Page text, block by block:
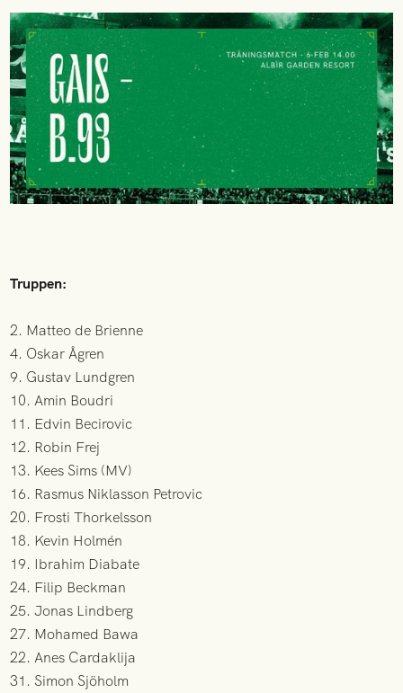
Truppen:
2. Matteo de Brienne
4. Oskar Ågren
9. Gustav Lundgren
10. Amin Boudri
11. Edvin Becirovic
12. Robin Frej
13. Kees Sims (MV)
16. Rasmus Niklasson Petrovic
20. Frosti Thorkelsson
18. Kevin Holmén
19. Ibrahim Diabate
24. Filip Beckman
25. Jonas Lindberg
27. Mohamed Bawa
22. Anes Cardaklija
31. Simon Sjöholm